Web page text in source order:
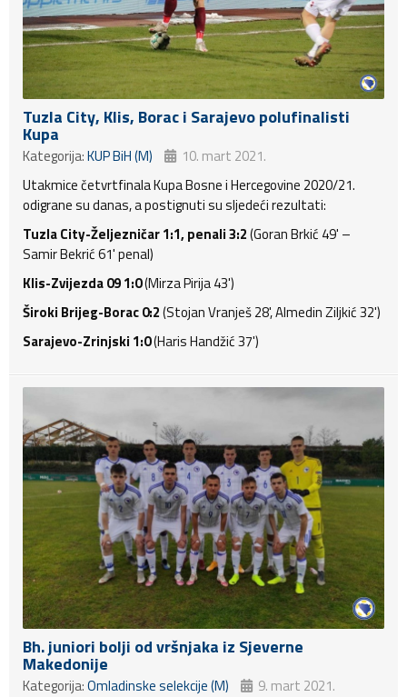
Tuzla City, Klis, Borac i Sarajevo polufinalisti
Kupa
Kategorija:KUP BiH (M)
10. mart 2021.
Utakmice četvrtfinala Kupa Bosne i Hercegovine 2020/21.
odigrane su danas, a postignuti su sljedeći rezultati:
Tuzla City-Željezničar 1:1, penali 3:2(Goran Brkić 49' –
Samir Bekrić 61' penal)
Klis-Zvijezda 09 1:0(Mirza Pirija 43')
Široki Brijeg-Borac 0:2(Stojan Vranješ 28', Almedin Ziljkić 32')
Sarajevo-Zrinjski 1:0(Haris Handžić 37')
Bh. juniori bolji od vršnjaka iz Sjeverne
Makedonije
Kategorija:Omladinske selekcije (M)
9. mart 2021.